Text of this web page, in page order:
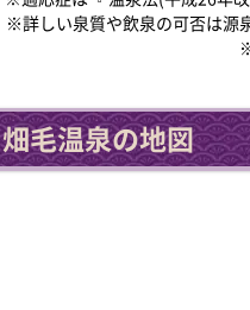
※詳しい泉質や飲泉の可否は源
畑毛温泉の地図